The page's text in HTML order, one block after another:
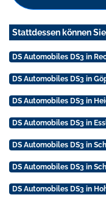
Stattdessen können
DS Automobiles DS3 in
DS Automobiles DS3 in
DS Automobiles DS3 in
DS Automobiles DS3 in
DS Automobiles DS3 in
DS Automobiles DS3 in
DS Automobiles DS3 in